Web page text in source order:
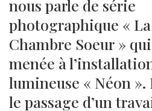
nous parle de série
photographique « La
Chambre Soeur » qui
menée à
lumineuse « Néon
le passage d’un